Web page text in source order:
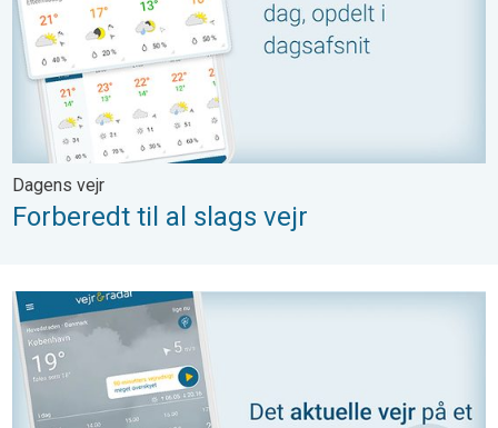
Dagens vejr
Forberedt til al slags vejr
Planlæg efter vejrudsigten. Vejret for hver time. . .